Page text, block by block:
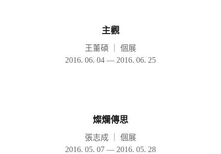
主觀
王董碩
個展
2016. 06. 04 — 2016. 06. 25
燦爛傳思
張志成
個展
2016. 05. 07 — 2016. 05. 28